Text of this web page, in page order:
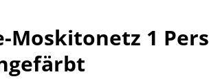
Moskitonetz 1